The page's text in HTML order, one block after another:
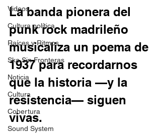
Videos
Cultura política
Raíces y Ritmos
Ska Sin Fronteras
Noticia
Cultura
Cobertura
Sound System
La banda pionera del
punk rock madrileño
musicaliza un poema de
1937 para recordarnos
que la historia —y la
resistencia— siguen
vivas.